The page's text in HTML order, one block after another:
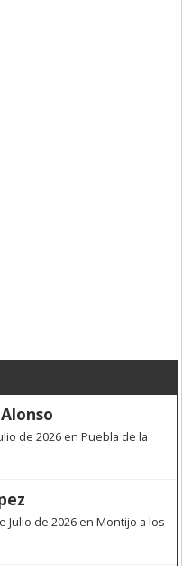
de 2026 en Puebla de la
Julio de 2026 en Montijo a los